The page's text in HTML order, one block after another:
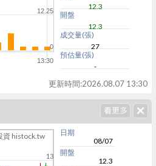
13:30
12.25
0
12.3
開盤
12.3
成交量(張)
27
預估量(張)
-
更新時間:2026.08.07 13:30
資 histock.tw
13
日期
08/07
開盤
12.3